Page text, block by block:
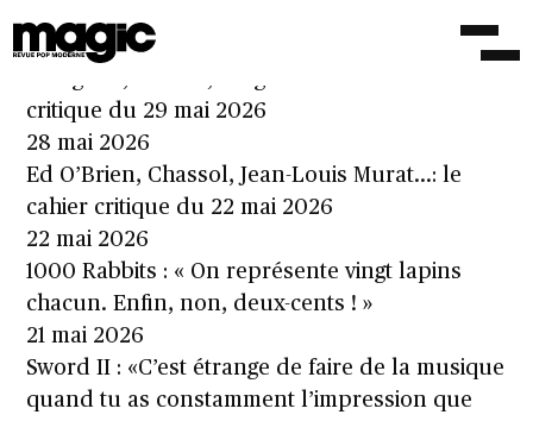
28 mai 2026
critique du 29 mai 2026
28 mai 2026
Ed O’Brien, Chassol, Jean-Louis Murat…: le
cahier critique du 22 mai 2026
22 mai 2026
1000 Rabbits : « On représente vingt lapins
chacun. Enfin, non, deux-cents ! »
21 mai 2026
Sword II : «C’est étrange de faire de la musique
quand tu as constamment l’impression que